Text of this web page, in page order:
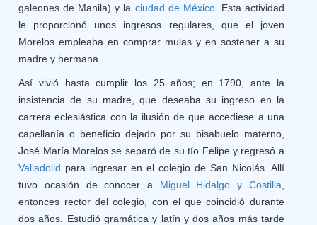
galeones de Manila) y la ciudad de México. Esta actividad
le proporcionó unos ingresos regulares, que el joven
Morelos empleaba en comprar mulas y en sostener a su
madre y hermana.
Así vivió hasta cumplir los 25 años; en 1790, ante la
insistencia de su madre, que deseaba su ingreso en la
carrera eclesiástica con la ilusión de que accediese a una
capellanía o beneficio dejado por su bisabuelo materno,
José María Morelos se separó de su tío Felipe y regresó a
Valladolid para ingresar en el colegio de San Nicolás. Allí
tuvo ocasión de conocer a Miguel Hidalgo y Costilla
entonces rector del colegio, con el que coincidió durante
dos años. Estudió gramática y latín y dos años más tarde